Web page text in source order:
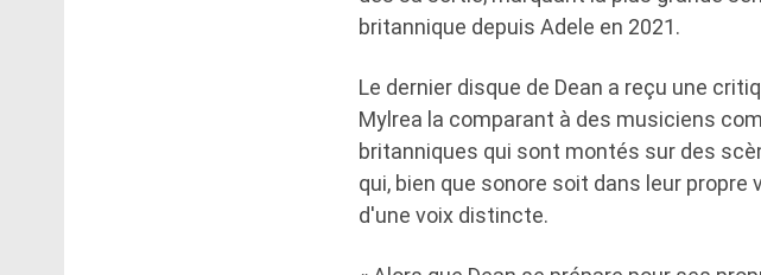
britannique depuis Adele en 2021.
Le dernier disque de Dean a reçu une
Mylrea la comparant à des musiciens
britanniques qui sont montés sur des
qui, bien que sonore soit dans leur
d'une voix distincte.